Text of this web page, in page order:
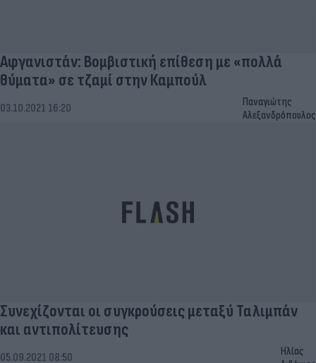
Αφγανιστάν: Βομβιστική επίθεση με «πολλά
θύματα» σε τζαμί στην Καμπούλ
03.10.2021 16:20
Παναγιώτης
Αλεξανδρόπουλος
Συνεχίζονται οι συγκρούσεις μεταξύ Ταλιμπάν
και αντιπολίτευσης
05.09.2021 08:50
Ηλίας